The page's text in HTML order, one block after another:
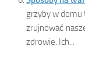
grzyby w
zrujnować
zdrowie. Ich...